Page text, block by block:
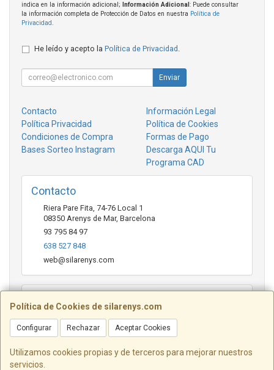
Política de Cookies de silarenys.com
Configurar Rechazar Aceptar Cookies
Utilizamos cookies propias y de terceros para mejorar nuestros
servicios.
indica en la información adicional;
Información Adicional : Puede consultar
la información completa de Protección de Datos en nuestra Política de
Privacidad
He leído y acepto la Política de Privacidad
Enviar
Contacto
Información Legal
Política Privacidad
Política de Cookies
Condiciones de Compra
Formas de Pago
Bases Sorteo Instagram
Descarga AQUI Tu
Programa CAD
Contacto
Riera Pare Fita, 74-76 Local 1
08350 Arenys de Mar, Barcelona
93 795 84 97
638 527 848
web@silarenys.com
Horario
De lunes a viernes: Mañanas: de 10.00 a 13.30 horas Tardes
de 17.00 a 20.00 Horas / Sábados de 10.00 a 13.00 horas